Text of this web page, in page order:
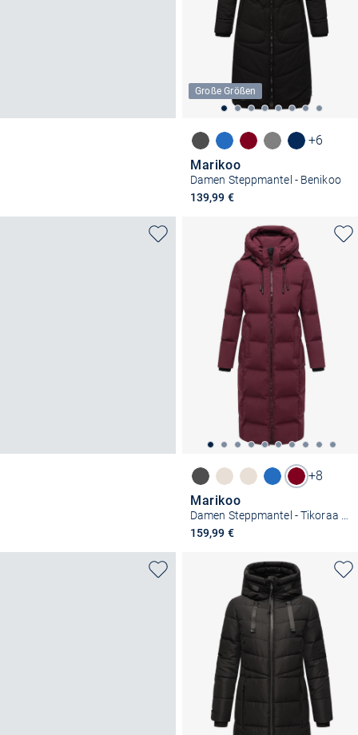
Große Größen
+6
Marikoo
Damen Steppmantel - Benikoo
139,99 €
+8
Marikoo
Damen Steppmantel - Tikoraa 16
159,99 €